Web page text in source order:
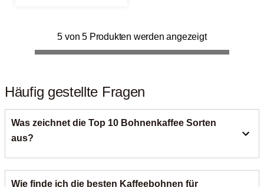
5 von 5 Produkten werden angezeigt
Häufig gestellte Fragen
Was zeichnet die Top 10 Bohnenkaffee Sorten
aus?
Unsere Top 10 Bohnenkaffee Sorten sind die von unseren
Kunden am besten bewerteten und meistgekauften
Wie finde ich die besten Kaffeebohnen für